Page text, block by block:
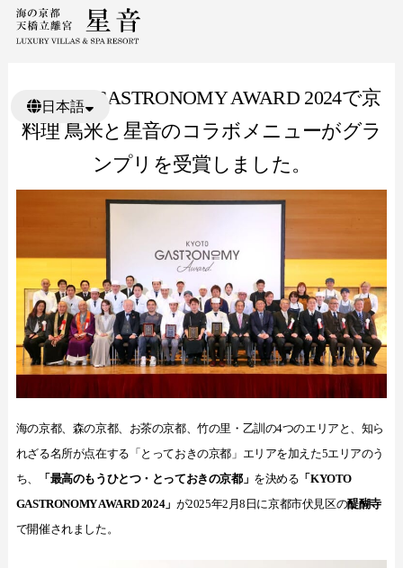
日本語
繁體中文
KYOTO GASTRONOMY AWARD 2024で京
料理 鳥米と星音のコラボメニューがグラ
ンプリを受賞しました。
海の京都、森の京都、お茶の京都、竹の里・乙訓の4つのエリアと、知ら
れざる名所が点在する「とっておきの京都」エリアを加えた5エリアのう
ち、
「最高のもうひとつ・とっておきの京都」 を決める 「KYOTO
GASTRONOMY AWARD 2024」 が2025年2月8日に京都市伏見区の醍醐寺
で開催されました。